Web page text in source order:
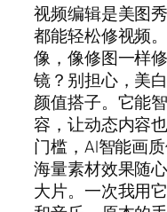
视频编辑是美图
都能轻松修视频
像，像修图一样
镜？别担心，美
颜值搭子。它能
容，让动态内容
门槛，AI智能画
海量素材效果随
大片。一次我用